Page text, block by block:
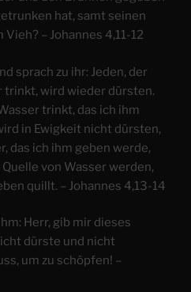
hat, samt seinen
– Johannes 4,11-12
sprach zu ihr: Jeden, der
trinkt, wird wieder dürsten.
trinkt, das ich ihm
in Ewigkeit nicht dürsten,
das ich ihm geben werde,
von Wasser werden,
quillt. – Johannes 4,13-14
Herr, gib mir dieses
dürste und nicht
um zu schöpfen! –